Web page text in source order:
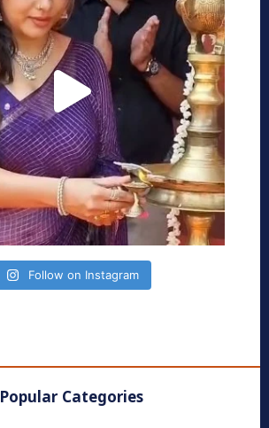
Follow on Instagram
Popular Categories